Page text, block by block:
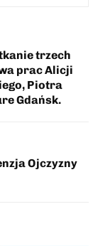
trzech
prac Alicji
Piotra
Gdańsk.
Ojczyzny